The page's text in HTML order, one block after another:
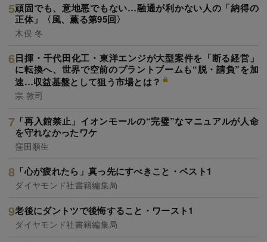
頑固でも、意地悪でもない…融通が利かない人の「納得の
正体」〈風、薫る第95回〉
木俣 冬
日揮・千代田化工・東洋エンジが大型案件を「断る経営」
に転換へ、世界で空前のプラントブームも“脱・請負”を加
速…収益基盤として狙う市場とは？
宗 敦司
「再入館禁止」イオンモールの“完璧”なマニュアルが人命
を守れなかったワケ
窪田順生
「心が疲れたら」真っ先にすべきこと・ベスト1
ダイヤモンド社書籍編集局
老後にダントツで後悔すること・ワースト1
ダイヤモンド社書籍編集局